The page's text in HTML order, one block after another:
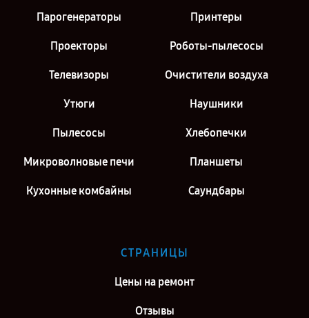
Парогенераторы Принтеры
Проекторы Роботы-пылесосы
Телевизоры Очистители воздуха
Утюги Наушники
Пылесосы Хлебопечки
Микроволновые печи Планшеты
Кухонные комбайны Саундбары
СТРАНИЦЫ
Цены на ремонт
Отзывы